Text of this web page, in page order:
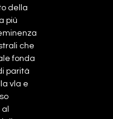
della
più
che
fonda
parità
vla e